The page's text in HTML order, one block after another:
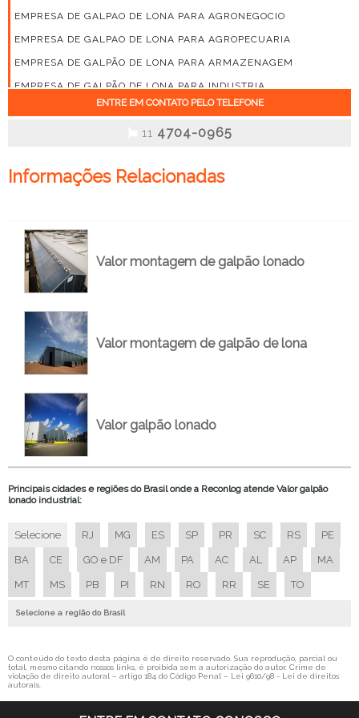
EMPRESA DE GALPAO DE LONA PARA AGRONEGOCIO
EMPRESA DE GALPAO DE LONA PARA AGROPECUARIA
EMPRESA DE GALPÃO DE LONA PARA ARMAZENAGEM
EMPRESA DE GALPÃO DE LONA PARA INDUSTRIA
EMPRESA DE GALPÃO LONA
EMPRESA DE GALPÃO LONA PREÇO
EMPRESA DE GALPÃO LONADO INDUSTRIAL
EMPRESA DE GALPÃO LONADO PREÇO
EMPRESA DE GALPÕES LONADOS PARA LOGISTICA E
ARMAZENAGEM
EMPRESA DE MONTAGEM DE GALPÃO LONADO
FORNECEDOR DE GALPÃO LONA
GALPÃO ARMAZENAGEM SOJA
GALPÃO DE LONA
GALPAO DE LONA A VENDA
GALPAO DE LONA AGRICOLA
GALPAO DE LONA AGRICOLA A VENDA
GALPAO DE LONA AGRICOLA COMPRAR
GALPAO DE LONA AGRICOLA PREÇO
GALPÃO DE LONA AGRICOLA VALOR
GALPÃO DE LONA INDUSTRIAL
GALPÃO DE LONA INDUSTRIAL EMPRESA
GALPAO DE LONA PARA AGRONEGOCIO
GALPAO DE LONA PARA AGRONEGOCIO PREÇO
GALPAO DE LONA PARA AGROPECUARIA
ENTRE EM CONTATO PELO TELEFONE
11 4704-0965
Informações Relacionadas
Valor montagem de galpão lonado
Valor montagem de galpão de lona
Valor galpão lonado
Principais cidades e regiões do Brasil onde a Reconlog atende Valor galpão
lonado industrial:
Selecione RJ MG ES SP PR SC RS PE
BA CE GO e DF AM PA AC AL AP MA
MT MS PB PI RN RO RR SE TO
Selecione a região do Brasil
O conteúdo do texto desta página é de direito reservado. Sua reprodução, parcial ou
total, mesmo citando nossos links, é proibida sem a autorização do autor. Crime de
violação de direito autoral – artigo 184 do Código Penal – Lei 9610/98 - Lei de direitos
autorais